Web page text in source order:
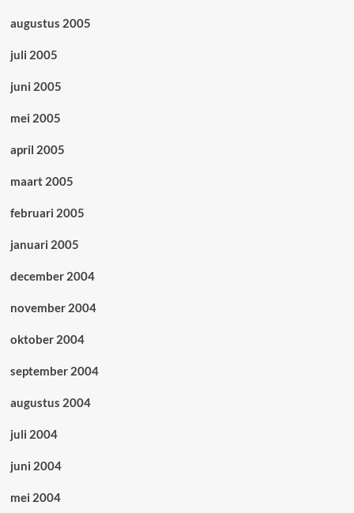
augustus 2005
juli 2005
juni 2005
mei 2005
april 2005
maart 2005
februari 2005
januari 2005
december 2004
november 2004
oktober 2004
september 2004
augustus 2004
juli 2004
juni 2004
mei 2004